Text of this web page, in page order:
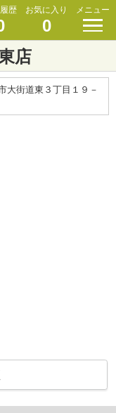
歴 お気に入り
0
メニュー
店
大街道東３丁目１９－